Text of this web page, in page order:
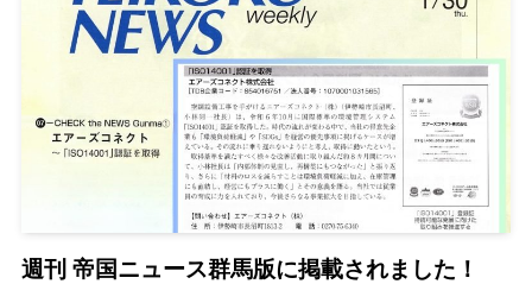
週刊 帝国ニュース群馬版に掲載されました！